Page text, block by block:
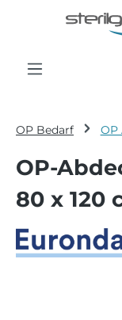
Zum
OP Bedarf OP
OP-
80 x 120